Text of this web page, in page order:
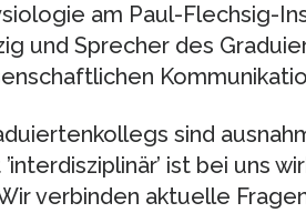
am Paul-Flechsig-
und Sprecher des
sind
ist bei uns
verbinden aktuelle